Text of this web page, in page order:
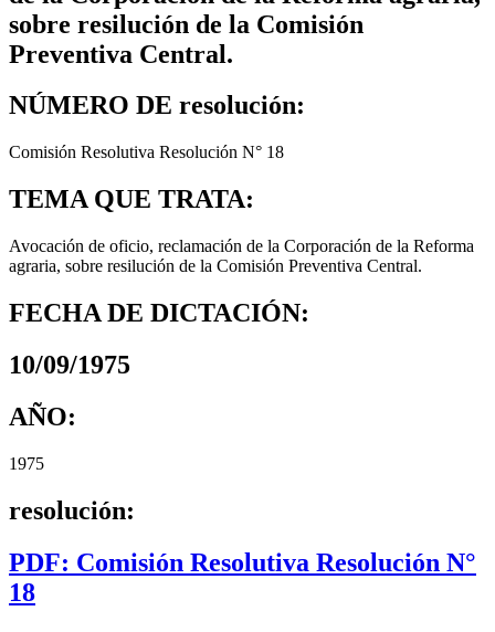
sobre resilución de la Comisión
Preventiva Central.
NÚMERO DE resolución:
Comisión Resolutiva Resolución N° 18
TEMA QUE TRATA:
Avocación de oficio, reclamación de la Corporación de la Reforma
agraria, sobre resilución de la Comisión Preventiva Central.
FECHA DE DICTACIÓN:
10/09/1975
AÑO:
1975
resolución:
PDF: Comisión Resolutiva Resolución N°
18